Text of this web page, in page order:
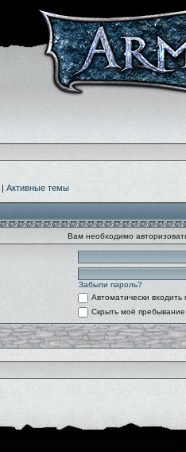
| Активные темы
Вам необходимо
Забыли пароль?
Автоматически
Скрыть моё